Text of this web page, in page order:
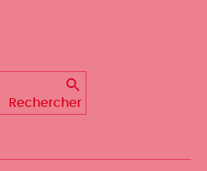
Rechercher
Rechercher